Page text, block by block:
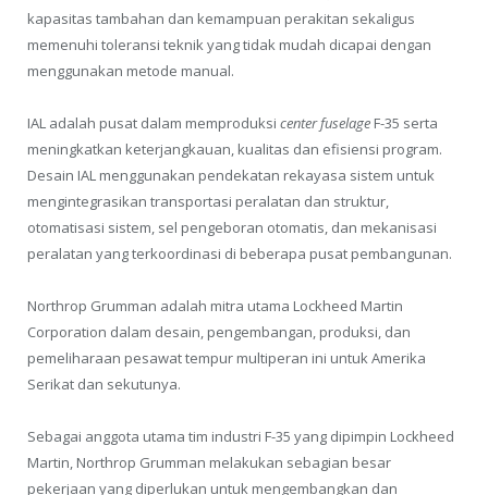
kapasitas tambahan dan kemampuan perakitan sekaligus
memenuhi toleransi teknik yang tidak mudah dicapai dengan
menggunakan metode manual.
IAL adalah pusat dalam memproduksi center fuselage F-35 serta
meningkatkan keterjangkauan, kualitas dan efisiensi program.
Desain IAL menggunakan pendekatan rekayasa sistem untuk
mengintegrasikan transportasi peralatan dan struktur,
otomatisasi sistem, sel pengeboran otomatis, dan mekanisasi
peralatan yang terkoordinasi di beberapa pusat pembangunan.
Northrop Grumman adalah mitra utama Lockheed Martin
Corporation dalam desain, pengembangan, produksi, dan
pemeliharaan pesawat tempur multiperan ini untuk Amerika
Serikat dan sekutunya.
Sebagai anggota utama tim industri F-35 yang dipimpin Lockheed
Martin, Northrop Grumman melakukan sebagian besar
pekerjaan yang diperlukan untuk mengembangkan dan